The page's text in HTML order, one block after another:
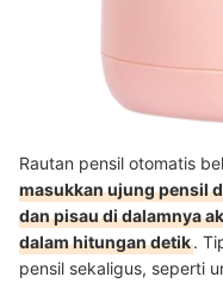
Rautan pensil otomatis
masukkan ujung pensil
dan pisau di dalamnya
dalam hitungan detik.
pensil sekaligus, seperti